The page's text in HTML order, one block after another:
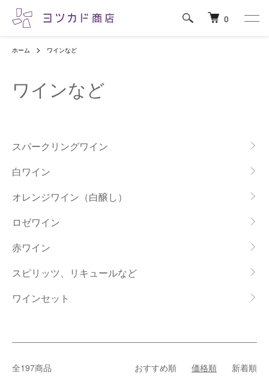
0
ホーム ワインなど
ワインなど
スパークリングワイン
白ワイン
オレンジワイン（白醸し）
ロゼワイン
赤ワイン
スピリッツ、リキュールなど
ワインセット
全197商品 おすすめ順 価格順 新着順